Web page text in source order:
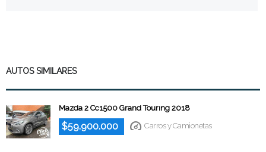
AUTOS SIMILARES
Mazda 2 Cc1500 Grand Touring 2018
$59.900.000 Carros y Camionetas